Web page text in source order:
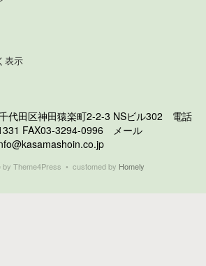
表示
代田区神田猿楽町2-2-3 NSビル302 電話
FAX03-3294-0996 メール
Theme4Press • customed by Homely